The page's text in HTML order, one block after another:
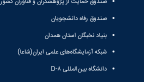
صندوق رفاه دانشجویان
بنیاد نخبگان استان همدان
شبکه آزمایشگاه‌های علمی ایران(شاعا)
دانشگاه بین‌المللی D-۸